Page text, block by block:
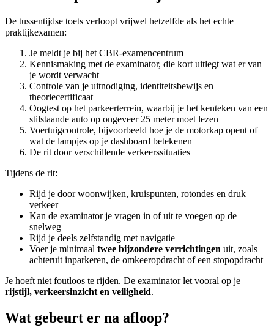
De tussentijdse toets verloopt vrijwel hetzelfde als het echte
praktijkexamen:
Je meldt je bij het CBR‑examencentrum
Kennismaking met de examinator, die kort uitlegt wat er van
je wordt verwacht
Controle van je uitnodiging, identiteitsbewijs en
theoriecertificaat
Oogtest op het parkeerterrein, waarbij je het kenteken van een
stilstaande auto op ongeveer 25 meter moet lezen
Voertuigcontrole, bijvoorbeeld hoe je de motorkap opent of
wat de lampjes op je dashboard betekenen
De rit door verschillende verkeerssituaties
Tijdens de rit:
Rijd je door woonwijken, kruispunten, rotondes en druk
verkeer
Kan de examinator je vragen in of uit te voegen op de
snelweg
Rijd je deels zelfstandig met navigatie
Voer je minimaal twee bijzondere verrichtingen uit, zoals
achteruit inparkeren, de omkeeropdracht of een stopopdracht
Je hoeft niet foutloos te rijden. De examinator let vooral op je
rijstijl, verkeersinzicht en veiligheid.
Wat gebeurt er na afloop?